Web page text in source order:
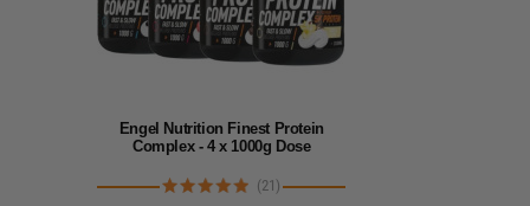
Engel Nutrition Finest Protein
Complex - 4 x 1000g Dose
(21)